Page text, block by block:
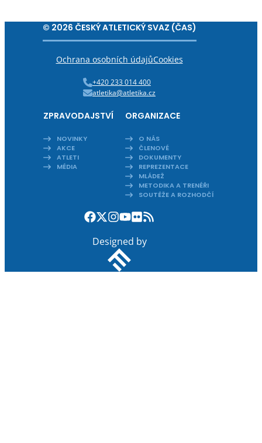
© 2026 ČESKÝ ATLETICKÝ SVAZ (ČAS)
Ochrana osobních údajůCookies
+420 233 014 400
atletika@atletika.cz
ZPRAVODAJSTVÍ
NOVINKY
AKCE
ATLETI
MÉDIA
ORGANIZACE
O NÁS
ČLENOVÉ
DOKUMENTY
REPREZENTACE
MLÁDEŽ
METODIKA A TRENÉŘI
SOUTĚŽE A ROZHODČÍ
Designed by